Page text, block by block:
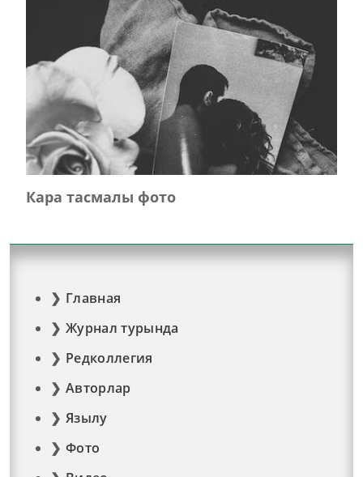
Кара тасмалы фото
Главная
Журнал турында
Редколлегия
Авторлар
Язылу
Фото